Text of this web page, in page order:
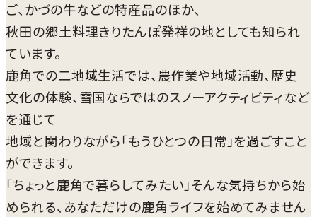
ご、かづの牛などの特産品のほか、
秋田の郷土料理きりたんぽ発祥の地としても知られ
ています。
鹿角での二地域生活では、農作業や地域活動、歴史
文化の体験、雪国ならではのスノーアクティビティなど
を通じて
地域と関わりながら「もうひとつの日常」を過ごすこと
ができます。
「ちょっと鹿角で暮らしてみたい」そんな気持ちから始
められる、あなただけの鹿角ライフを始めてみません